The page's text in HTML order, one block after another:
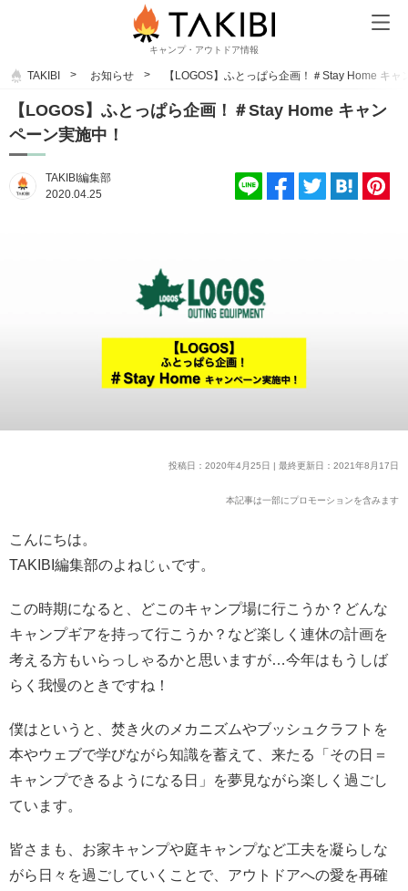
キャンプ・アウトドア情報
TAKIBI お知らせ 【LOGOS】ふとっぱら企画！＃Stay Home キャ
【LOGOS】ふとっぱら企画！＃Stay Home キャン
ペーン実施中！
TAKIBI編集部
2020.04.25
投稿日：2020年4月25日 | 最終更新日：2021年8月17日
本記事は一部にプロモーションを含みます
こんにちは。
TAKIBI編集部のよねじぃです。
この時期になると、どこのキャンプ場に行こうか？どんな
キャンプギアを持って行こうか？など楽しく連休の計画を
考える方もいらっしゃるかと思いますが…今年はもうしば
らく我慢のときですね！
僕はというと、焚き火のメカニズムやブッシュクラフトを
本やウェブで学びながら知識を蓄えて、来たる「その日＝
キャンプできるようになる日」を夢見ながら楽しく過ごし
ています。
皆さまも、お家キャンプや庭キャンプなど工夫を凝らしな
がら日々を過ごしていくことで、アウトドアへの愛を再確